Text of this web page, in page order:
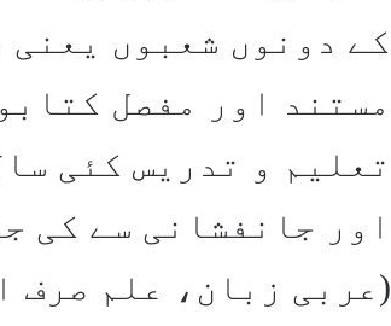
کے دونوں شعبوں
مستند اور مفصل
تعلیم و تدریس کئی
اور جانفشانی سے کی
(عربی زبان، علم صرف